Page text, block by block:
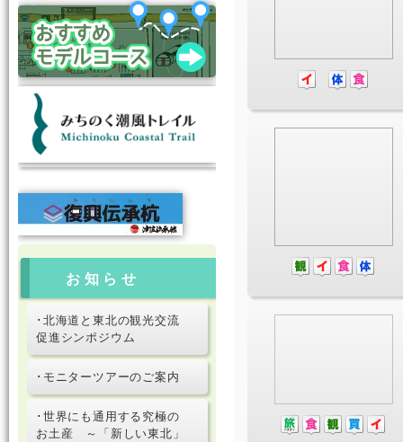
お知らせ
･北海道と東北の観光交流
促進シンポジウム
･モニターツアーのご案内
･世界にも通用する究極の
お土産 ～「新しい東北」